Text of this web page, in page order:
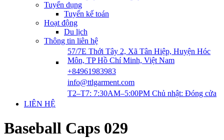
Tuyển dụng
Tuyển kế toán
Hoạt động
Du lịch
Thông tin liên hệ
57/7E Thới Tây 2, Xã Tân Hiệp, Huyện Hóc
Môn, TP Hồ Chí Minh, Việt Nam
+84961983983
info@ttlgarment.com
T2–T7: 7:30AM–5:00PM Chủ nhật: Đóng cửa
LIÊN HỆ
Baseball Caps 029